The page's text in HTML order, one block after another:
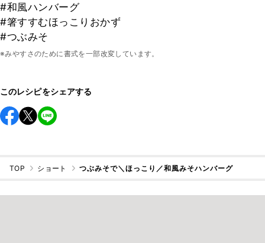
#和風ハンバーグ
#箸すすむほっこりおかず
#つぶみそ
※みやすさのために書式を一部改変しています。
このレシピをシェアする
TOP ショート つぶみそで＼ほっこり／和風みそハンバーグ